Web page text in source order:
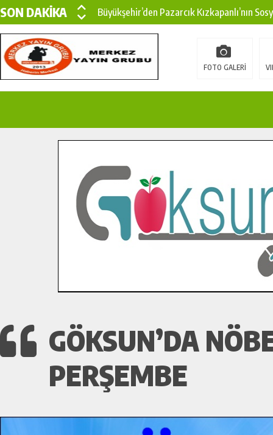
SON DAKİKA
Büyükşehir’den Pazarcık Kızkapanlı’nın
Büyükşehir’den Pazarcık Kırsalına Modern
Çin’den KSÜ’ye Uluslararası Başarı:
İlçe Jandarma Komutanı Karakaya’dan
Bertiz’in Yeni Köprüsünde Sona Doğru.
FOTO GALERİ
GÖKSUN’DA
PERŞEMBE